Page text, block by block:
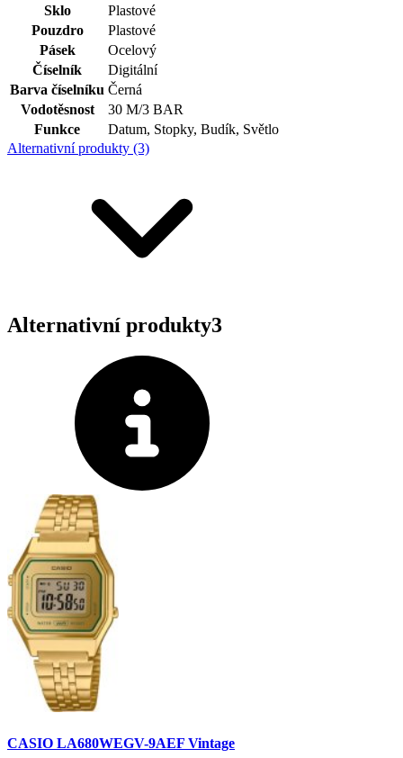
Sklo
Plastové
Pouzdro
Plastové
Pásek
Ocelový
Číselník
Digitální
Barva číselníku Černá
Vodotěsnost
30 M/3 BAR
Funkce
Datum, Stopky, Budík, Světlo
Alternativní produkty (3)
Alternativní produkty3
CASIO LA680WEGV-9AEF Vintage